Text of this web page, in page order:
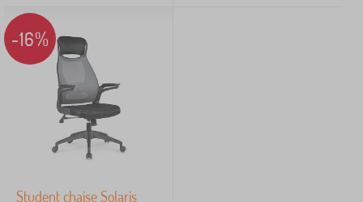
-16%
Student chaise Solaris